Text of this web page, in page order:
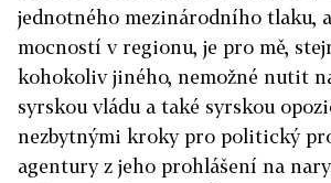
jednotného mezinárodního tlaku,
mocností v regionu, je pro mě,
kohokoliv jiného, nemožné nutit
syrskou vládu a také syrskou
nezbytnými kroky pro politický
agentury z jeho prohlášení na